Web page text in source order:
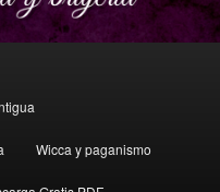
Wicca y paganismo